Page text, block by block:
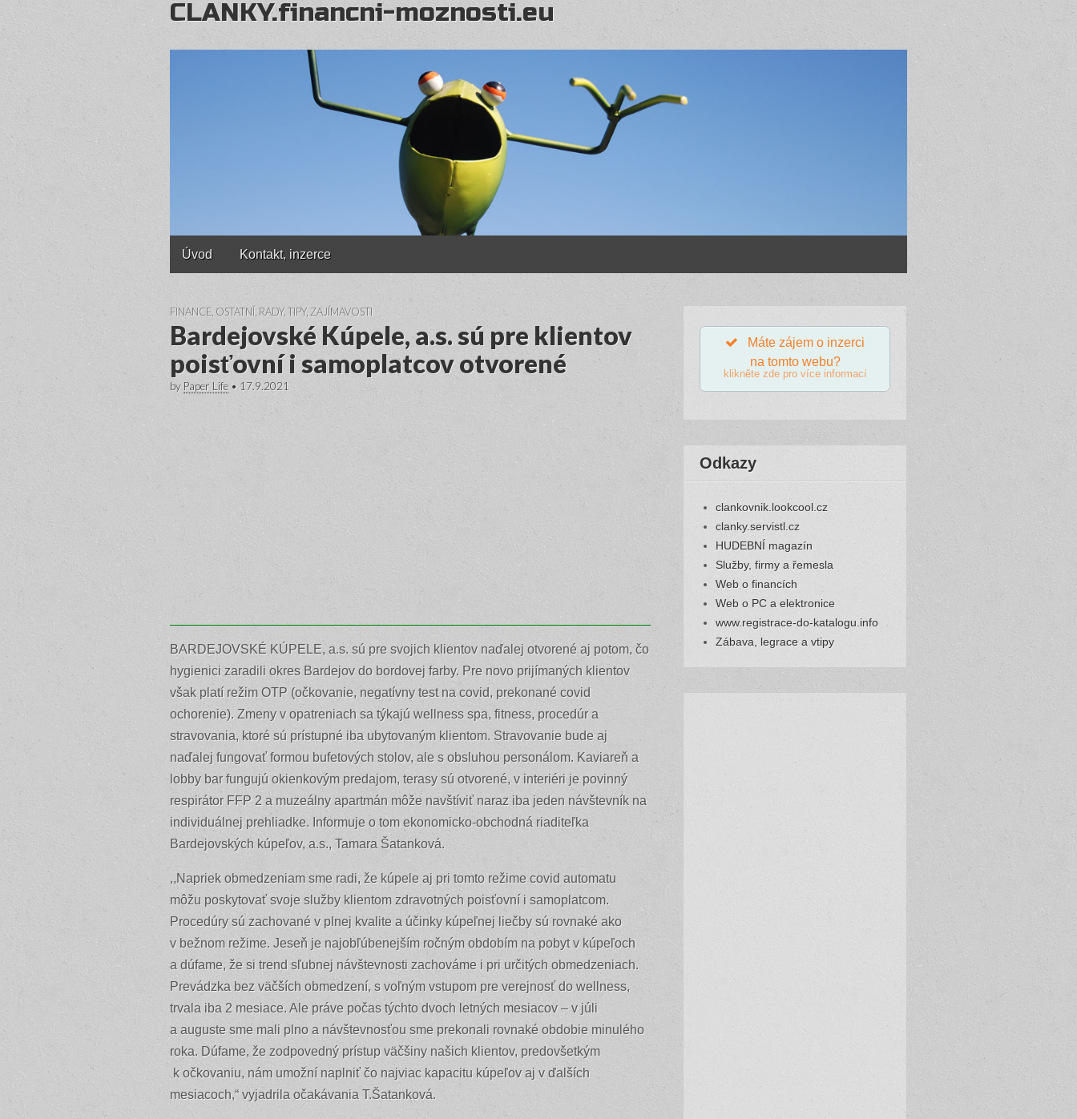
CLANKY.financni-moznosti.eu
Main
menu
Skip
Úvod Kontakt, inzerce
FINANCE, OSTATNÍ, RADY, TIPY, ZAJÍMAVOSTI
Bardejovské Kúpele, a.s. sú pre klientov
poisťovní i samoplatcov otvorené
by Paper Life • 17.9.2021
BARDEJOVSKÉ KÚPELE, a.s. sú pre svojich klientov naďalej otvorené aj potom, čo
hygienici zaradili okres Bardejov do bordovej farby. Pre novo prijímaných klientov
však platí režim OTP (očkovanie, negatívny test na covid, prekonané covid
ochorenie). Zmeny v opatreniach sa týkajú wellness spa, fitness, procedúr a
stravovania, ktoré sú prístupné iba ubytovaným klientom. Stravovanie bude aj
naďalej fungovať formou bufetových stolov, ale s obsluhou personálom. Kaviareň a
lobby bar fungujú okienkovým predajom, terasy sú otvorené, v interiéri je povinný
respirátor FFP 2 a muzeálny apartmán môže navštíviť naraz iba jeden návštevník na
individuálnej prehliadke. Informuje o tom ekonomicko-obchodná riaditeľka
Bardejovských kúpeľov, a.s., Tamara Šatanková.
,,Napriek obmedzeniam sme radi, že kúpele aj pri tomto režime covid automatu
môžu poskytovať svoje služby klientom zdravotných poisťovní i samoplatcom.
Procedúry sú zachované v plnej kvalite a účinky kúpeľnej liečby sú rovnaké ako
v bežnom režime. Jeseň je najobľúbenejším ročným obdobím na pobyt v kúpeľoch
a dúfame, že si trend sľubnej návštevnosti zachováme i pri určitých obmedzeniach.
Prevádzka bez väčších obmedzení, s voľným vstupom pre verejnosť do wellness,
trvala iba 2 mesiace. Ale práve počas týchto dvoch letných mesiacov – v júli
a auguste sme mali plno a návštevnosťou sme prekonali rovnaké obdobie minulého
roka. Dúfame, že zodpovedný prístup väčšiny našich klientov, predovšetkým
k očkovaniu, nám umožní naplniť čo najviac kapacitu kúpeľov aj v ďalších
mesiacoch,“ vyjadrila očakávania T.Šatanková.
Máte zájem o inzerci
na tomto webu?
klikněte zde pro více informací
Odkazy
clankovnik.lookcool.cz
clanky.servistl.cz
HUDEBNÍ magazín
Služby, firmy a řemesla
Web o financích
Web o PC a elektronice
www.registrace-do-katalogu.info
Zábava, legrace a vtipy